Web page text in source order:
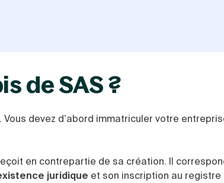
de SAS ?
Vous devez d’abord immatriculer votre
en contrepartie de sa création. Il
juridique et son inscription au registre